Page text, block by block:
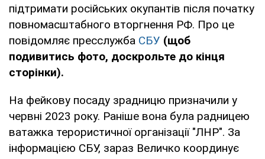
підтримати російських окупантів після початку
повномасштабного вторгнення РФ. Про це
повідомляє пресслужба СБУ (щоб
подивитись фото, доскрольте до кінця
сторінки).
На фейкову посаду зрадницю призначили у
червні 2023 року. Раніше вона була радницею
ватажка терористичної організації "ЛНР". За
інформацією СБУ, зараз Величко координує